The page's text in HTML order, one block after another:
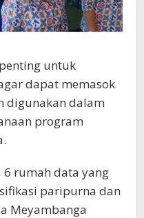
untuk
dapat memasok
digunakan dalam
program
rumah data yang
paripurna dan
Meyambanga